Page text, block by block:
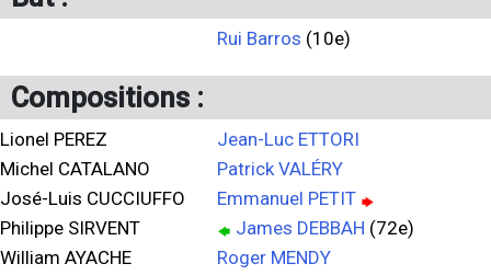
Rui Barros (10e)
Compositions :
Lionel PEREZ
Michel CATALANO
José-Luis CUCCIUFFO
Philippe SIRVENT
William AYACHE
Jean-Luc ETTORI
Patrick VALÉRY
Emmanuel PETIT
James DEBBAH (72e)
Roger MENDY